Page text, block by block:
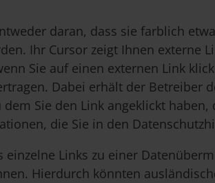
daran, dass sie farblich
Ihr Cursor zeigt Ihnen externe
Sie auf einen externen Link
Dabei erhält der Betreiber
Sie den Link angeklickt
die Sie in den
einzelne Links zu einer
Hierdurch könnten